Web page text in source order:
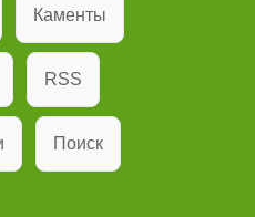
Каменты
RSS
Поиск